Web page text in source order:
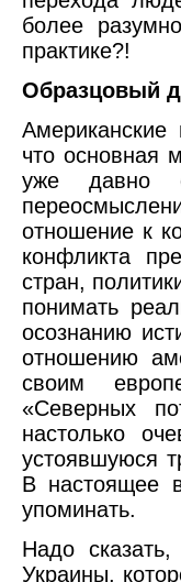
более
практике?!
Образцовый
Американские
что основная
уже давно
отношение к
конфликта
стран,
понимать
осознанию
отношению
своим
«Северных
настолько
устоявшуюся
В настоящее
упоминать.
Надо
Украины,